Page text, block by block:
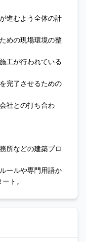
進むよう全体の計
めの現場環境の整
工が行われている
完了させるための
社との打ち合わ
所などの建築プロ
ールや専門用語か
ト。